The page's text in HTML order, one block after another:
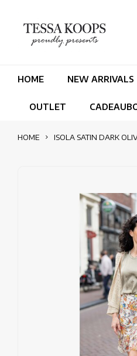
HOME NEW ARRIVALS
OUTLET
HOME ISOLA SATIN DARK